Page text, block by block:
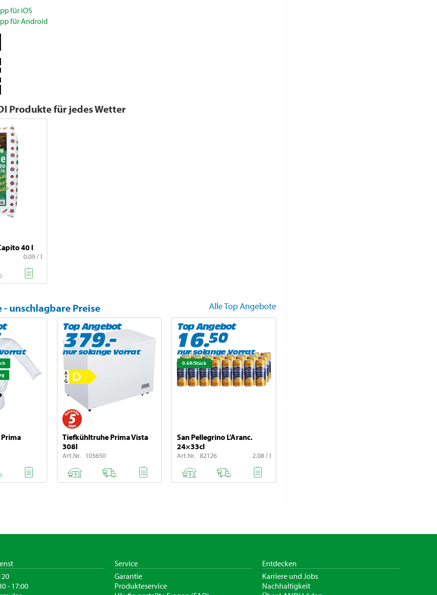
für iOS
für Android
Produkte für jedes Wetter
40 l
0.09 / l
unschlagbare Preise Alle Top Angebote
Top Angebot
nur solange Vorrat
Tiefkühltruhe Prima Vista
308l
Art.Nr. 105650
Top Angebot
nur solange Vorrat
0.69/Stück
San Pellegrino L'Aranc.
24×33cl
Art.Nr. 82126 2.08 / l
- 17:00
Service
Garantie
Produkteservice
Entdecken
Karriere und Jobs
Nachhaltigkeit